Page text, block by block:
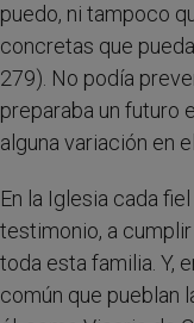
puedo, ni tampoco
concretas que
279). No podía
preparaba un futuro
alguna variación en
En la Iglesia cada
testimonio, a
toda esta familia. Y,
común que pueblan